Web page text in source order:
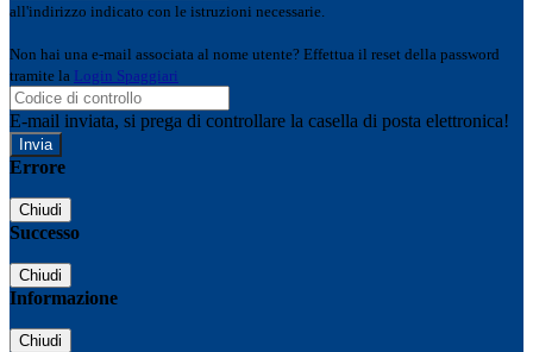
all'indirizzo indicato con le istruzioni necessarie.
Non hai una e-mail associata al nome utente? Effettua il reset della password
tramite la Login Spaggiari
E-mail inviata, si prega di controllare la casella di posta elettronica!
Errore
Chiudi
Successo
Chiudi
Informazione
Chiudi